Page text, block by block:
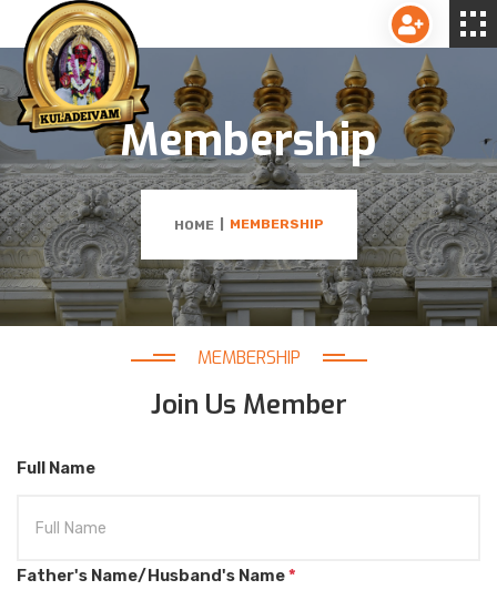
Membership
HOME MEMBERSHIP
MEMBERSHIP
Join Us Member
Full Name
Father's Name/Husband's Name*